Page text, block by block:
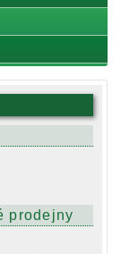
prodejny